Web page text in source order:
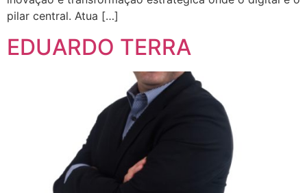
pilar central. Atua […]
EDUARDO TERRA